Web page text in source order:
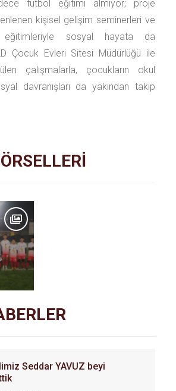
futbol eğitimi almıyor; proje
kişisel gelişim seminerleri ve
eğitimleriyle sosyal hayata da
Çocuk Evleri Sitesi Müdürlüğü ile
çalışmalarla, çocukların okul
davranışları da yakından takip
Seddar YAVUZ beyi